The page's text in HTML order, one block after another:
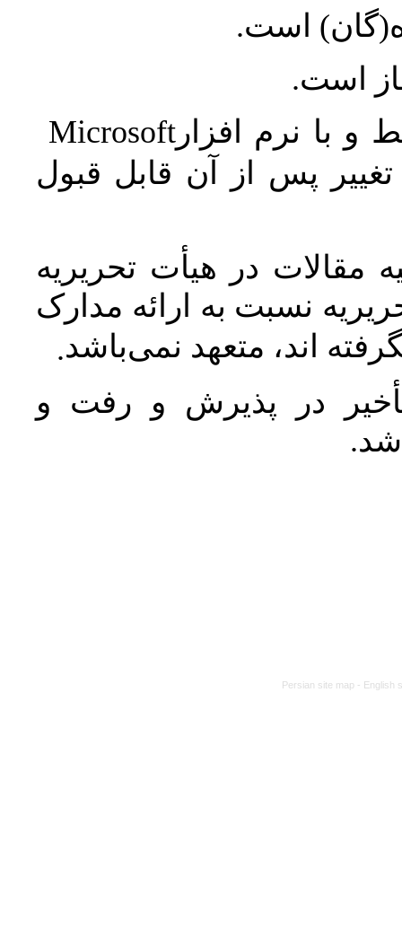
است.
است.
و با نرم افزارMicrosoft
پس از آن قابل قبول
مقالات در هیأت تحریریه
نسبت به ارائه مدارک
اند، متعهد نمی‌باشد.
در پذیرش و رفت و
شد.
Persian site map - English